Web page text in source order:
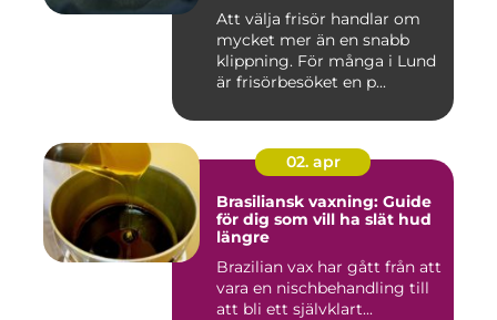
Att välja frisör handlar om
mycket mer än en snabb
klippning. För många i Lund
är frisörbesöket en p...
02. apr
Brasiliansk vaxning: Guide
för dig som vill ha slät hud
längre
Brazilian vax har gått från att
vara en nischbehandling till
att bli ett självklart...